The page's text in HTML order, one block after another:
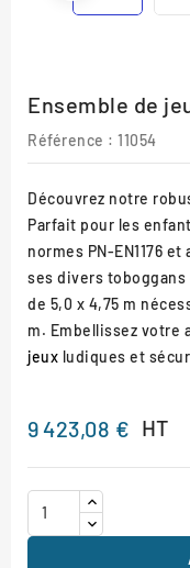
Ensemble de
Référence : 11054
Découvrez notre
Parfait pour les
normes PN-EN1176
ses divers
de 5,0 x 4,75 m
m. Embellissez votre
jeux ludiques et
9 423,08 € HT